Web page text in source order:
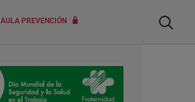
AULA PREVENCIÓN Buscar